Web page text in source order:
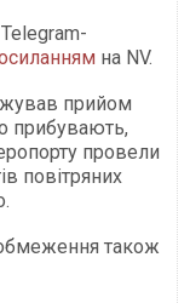
на NV.
прийом
прибувають,
провели
повітряних
також